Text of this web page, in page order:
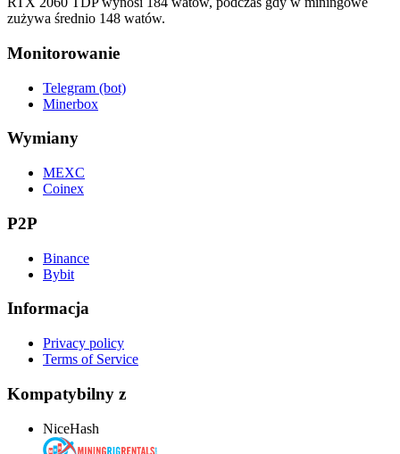
zużywa średnio 148 watów.
Monitorowanie
Telegram (bot)
Minerbox
Wymiany
MEXC
Coinex
P2P
Binance
Bybit
Informacja
Privacy policy
Terms of Service
Kompatybilny z
NiceHash